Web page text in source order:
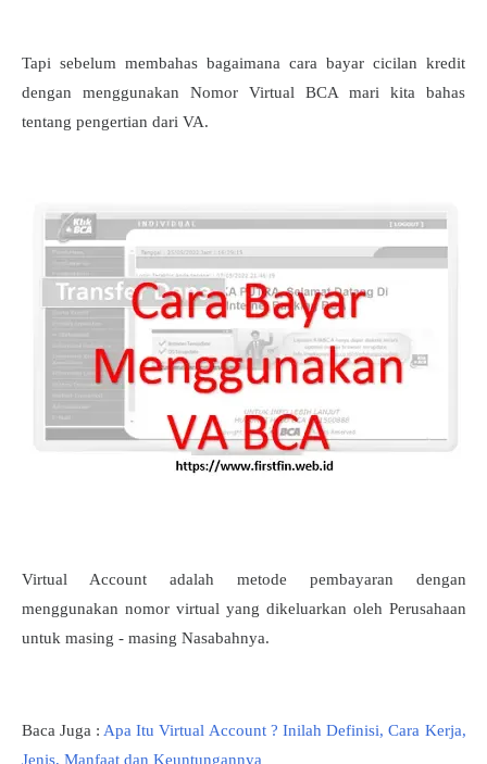
Tapi sebelum membahas bagaimana cara bayar cicilan kredit
dengan menggunakan Nomor Virtual BCA mari kita bahas
tentang pengertian dari VA.
Virtual Account adalah metode pembayaran dengan
menggunakan nomor virtual yang dikeluarkan oleh Perusahaan
untuk masing - masing Nasabahnya.
Baca Juga : Apa Itu Virtual Account ? Inilah Definisi, Cara Kerja,
Jenis, Manfaat dan Keuntungannya